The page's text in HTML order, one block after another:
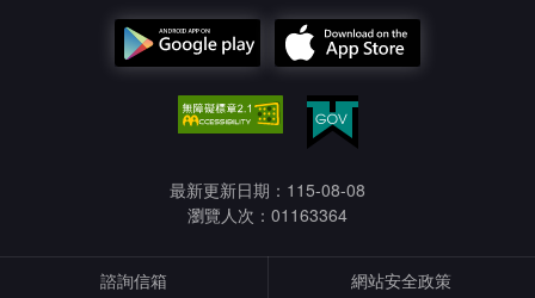
最新更新日期：115-08-08
瀏覽人次：01163364
諮詢信箱 網站安全政策